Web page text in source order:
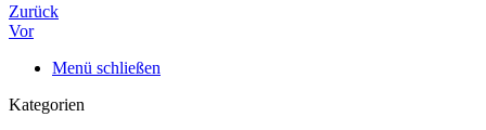
Zurück
Vor
Menü schließen
Kategorien